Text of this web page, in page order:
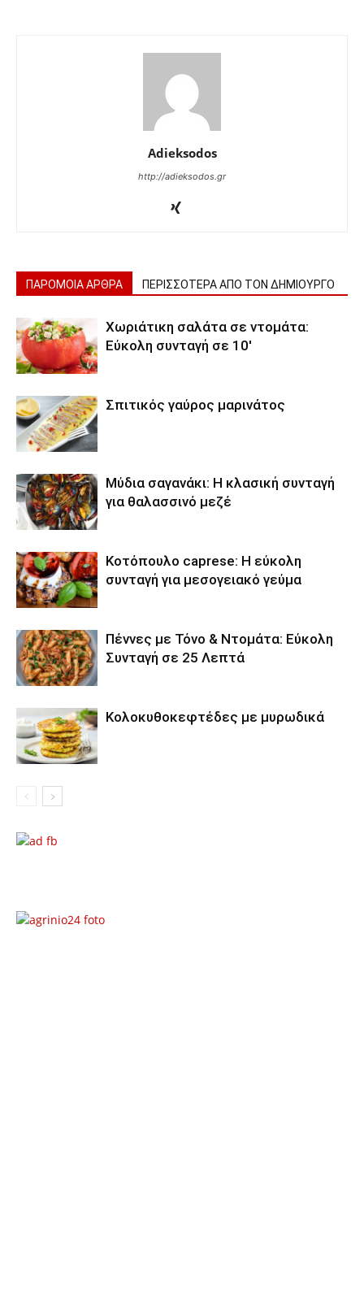
Adieksodos
http://adieksodos.gr
ΠΑΡΟΜΟΙΑ ΑΡΘΡΑ ΠΕΡΙΣΣΟΤΕΡΑ ΑΠΟ ΤΟΝ ΔΗΜΙΟΥΡΓΟ
Χωριάτικη σαλάτα σε ντομάτα:
Εύκολη συνταγή σε 10′
Σπιτικός γαύρος μαρινάτος
Μύδια σαγανάκι: Η κλασική συνταγή
για θαλασσινό μεζέ
Κοτόπουλο caprese: Η εύκολη
συνταγή για μεσογειακό γεύμα
Πέννες με Τόνο & Ντομάτα: Εύκολη
Συνταγή σε 25 Λεπτά
Κολοκυθοκεφτέδες με μυρωδικά